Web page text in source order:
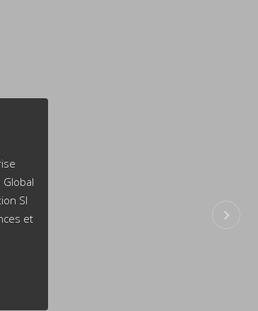
Global
la fonction SI
Tendances et
Un
Techniques
–
[…]